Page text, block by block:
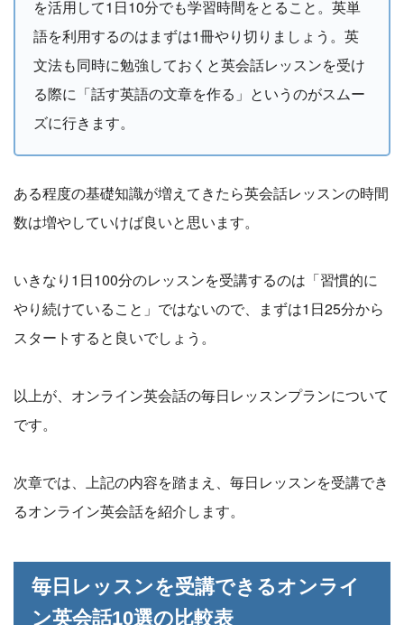
を活用して1日10分でも学習時間をとること。英単
語を利用するのはまずは1冊やり切りましょう。英
文法も同時に勉強しておくと英会話レッスンを受け
る際に「話す英語の文章を作る」というのがスムー
ズに行きます。
ある程度の基礎知識が増えてきたら英会話レッスンの時間
数は増やしていけば良いと思います。
いきなり1日100分のレッスンを受講するのは「習慣的に
やり続けていること」ではないので、まずは1日25分から
スタートすると良いでしょう。
以上が、オンライン英会話の毎日レッスンプランについて
です。
次章では、上記の内容を踏まえ、毎日レッスンを受講でき
るオンライン英会話を紹介します。
毎日レッスンを受講できるオンライ
ン英会話10選の比較表